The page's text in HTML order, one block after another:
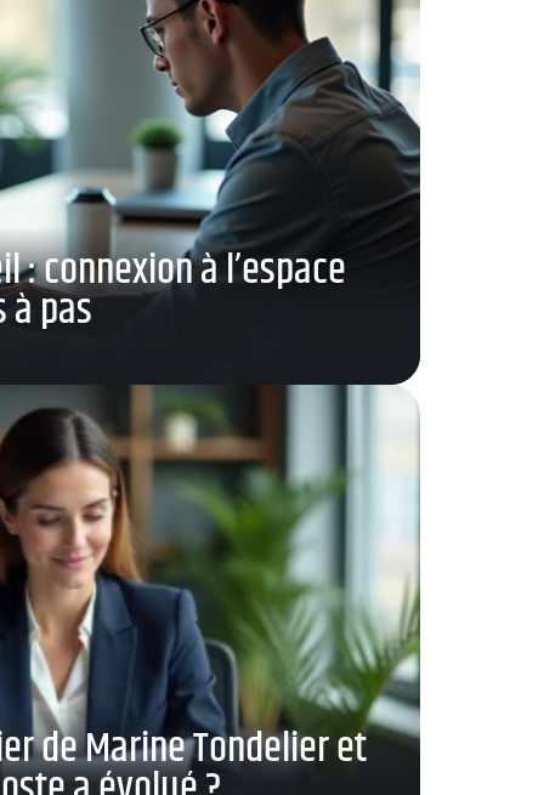
: connexion à l’espace
pas
de Marine Tondelier et